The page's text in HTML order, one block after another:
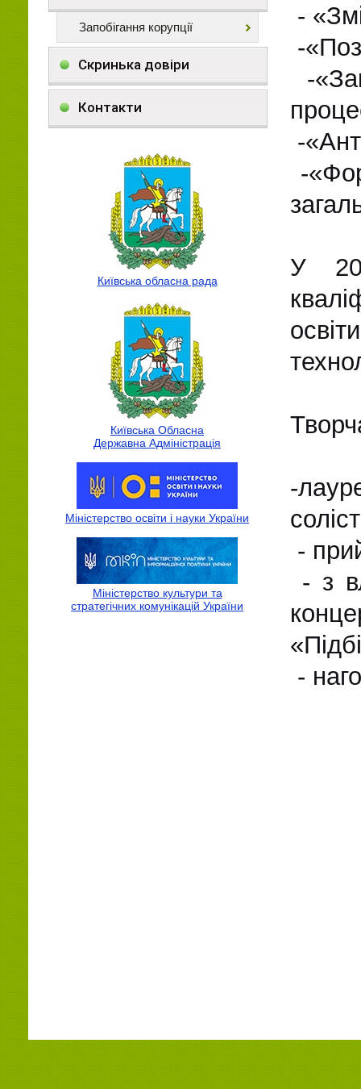
Запобігання корупції
Скринька довіри
Контакти
Київська обласна рада
Київська Обласна
Державна Адмiнiстрацiя
Міністерство освіти і науки України
Міністерство культури та
стратегічних комунікацій України
-
-
-
-
-
У
-
-
- з
-